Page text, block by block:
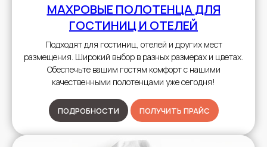
МАХРОВЫЕ ПОЛОТЕНЦАДЛЯ
ГОСТИНИЦ И ОТЕЛЕЙ
Подходят для гостиниц, отелей и других мест
размещения. Широкий выбор в разных размерах и цветах.
Обеспечьте вашим гостям комфорт с нашими
качественными полотенцами уже сегодня!
ПОДРОБНОСТИ ПОЛУЧИТЬ ПРАЙС